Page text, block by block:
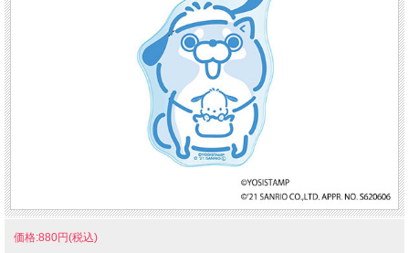
価格:880円(税込)